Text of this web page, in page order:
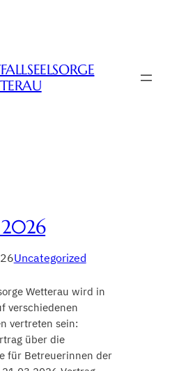
Uncategorized
Wetterau wird in
verschiedenen
vertreten sein:
über die
für Betreuerinnen der